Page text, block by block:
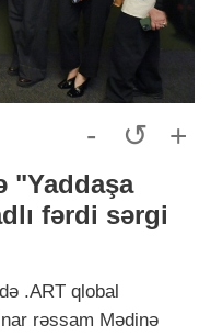
- ↺ +
"Yaddaşa
fərdi sərgi
.ART qlobal
rəssam Mədinə